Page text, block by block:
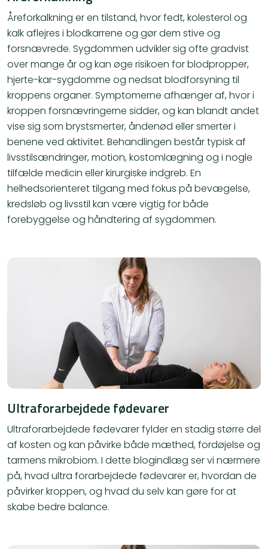
Åreforkalkning er en tilstand, hvor fedt, kolesterol og
kalk aflejres i blodkarrene og gør dem stive og
forsnævrede. Sygdommen udvikler sig ofte gradvist
over mange år og kan øge risikoen for blodpropper,
hjerte-kar-sygdomme og nedsat blodforsyning til
kroppens organer. Symptomerne afhænger af, hvor i
kroppen forsnævringerne sidder, og kan blandt andet
vise sig som brystsmerter, åndenød eller smerter i
benene ved aktivitet. Behandlingen består typisk af
livsstilsændringer, motion, kostomlægning og i nogle
tilfælde medicin eller kirurgiske indgreb. En
helhedsorienteret tilgang med fokus på bevægelse,
kredsløb og livsstil kan være vigtig for både
forebyggelse og håndtering af sygdommen.
Ultraforarbejdede fødevarer
Ultraforarbejdede fødevarer fylder en stadig større del
af kosten og kan påvirke både mæthed, fordøjelse og
tarmens mikrobiom. I dette blogindlæg ser vi nærmere
på, hvad ultra forarbejdede fødevarer er, hvordan de
påvirker kroppen, og hvad du selv kan gøre for at
skabe bedre balance.